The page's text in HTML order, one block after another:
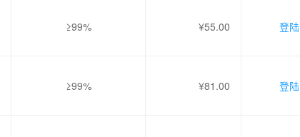
≥99% ¥55.00 登陆
≥99% ¥81.00 登陆